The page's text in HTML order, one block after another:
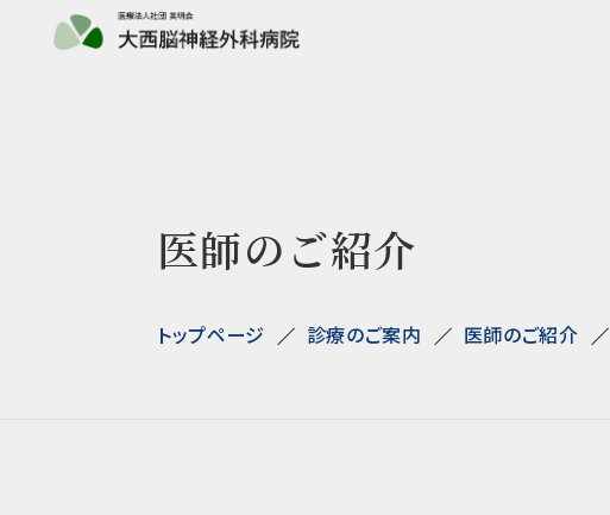
医師のご紹介
トップページ 診療のご案内 医師のご紹介